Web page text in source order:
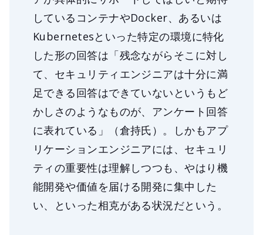
しているコンテナやDocker、あるいは
Kubernetesといった特定の環境に特化
した形の回答は「残念ながらそこに対し
て、セキュリティエンジニアは十分に満
足できる回答はできていないというもど
かしさのようなものが、アンケート回答
に表れている」（倉持氏）。しかもアプ
リケーションエンジニアには、セキュリ
ティの重要性は理解しつつも、やはり機
能開発や価値を届ける開発に集中した
い、といった相克がある状況だという。